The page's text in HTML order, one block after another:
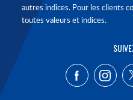
autres indices. Pour les clients
toutes valeurs et indices.